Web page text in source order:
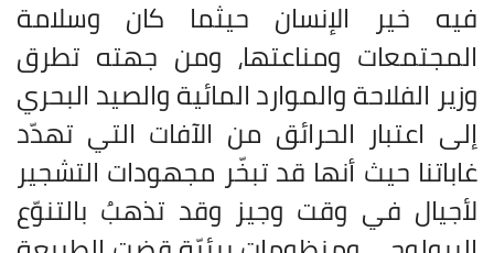
فيه خير الإنسان حيثما كان وسلامة
المجتمعات ومناعتها، ومن جهته تطرق
وزير الفلاحة والموارد المائية والصيد البحري
إلى اعتبار الحرائق من الآفات التي تهدّد
غاباتنا حيث أنها قد تبخّر مجهودات التشجير
لأجيال في وقت وجيز وقد تذهبُ بالتنوّع